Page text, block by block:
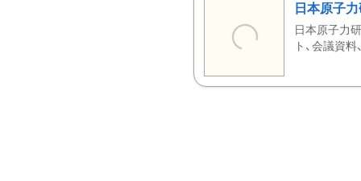
日本原子
日本原子力
ト、会議資